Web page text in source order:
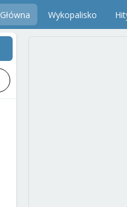
Główna Wykopalisko